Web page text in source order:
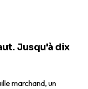
Jusqu'à dix
marchand, un